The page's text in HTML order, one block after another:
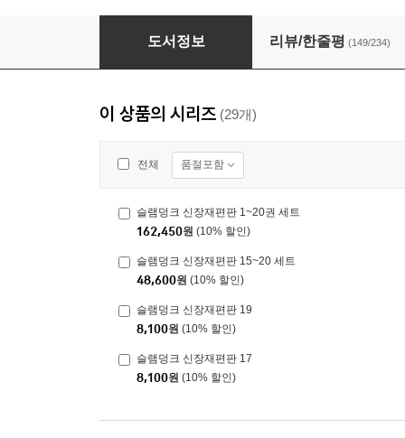
슬램덩크 신장재편판 4
도서정보 리뷰/한줄평 (149/234)
이 상품의 시리즈 (29개)
전체 품절포함
슬램덩크 신장재편판 1~20권 세트
162,450원 (10% 할인)
슬램덩크 신장재편판 15~20 세트
48,600원 (10% 할인)
슬램덩크 신장재편판 19
8,100원 (10% 할인)
슬램덩크 신장재편판 17
8,100원 (10% 할인)